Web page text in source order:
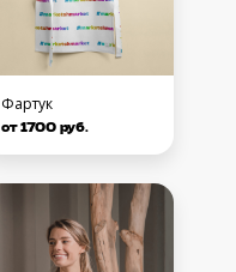
Фартук
от 1700 руб.